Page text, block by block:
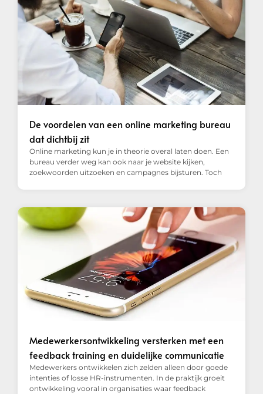
De voordelen van een online marketing bureau
dat dichtbij zit
Online marketing kun je in theorie overal laten doen. Een
bureau verder weg kan ook naar je website kijken,
zoekwoorden uitzoeken en campagnes bijsturen. Toch
Medewerkersontwikkeling versterken met een
feedback training en duidelijke communicatie
Medewerkers ontwikkelen zich zelden alleen door goede
intenties of losse HR-instrumenten. In de praktijk groeit
ontwikkeling vooral in organisaties waar feedback